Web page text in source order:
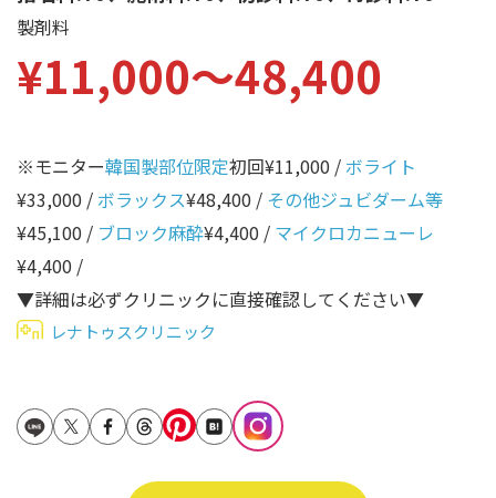
鼻翼基部
頬
口角
顎
ヒアルロン酸リフトアッ
プ
鎖骨
10代
40代
70代
80代
製剤料
¥11,000〜48,400
※モニター韓国製部位限定初回¥11,000 / ボライト
¥33,000 / ボラックス¥48,400 / その他ジュビダーム等
¥45,100 / ブロック麻酔¥4,400 / マイクロカニューレ
¥4,400 /
▼詳細は必ずクリニックに直接確認してください▼
レナトゥスクリニック